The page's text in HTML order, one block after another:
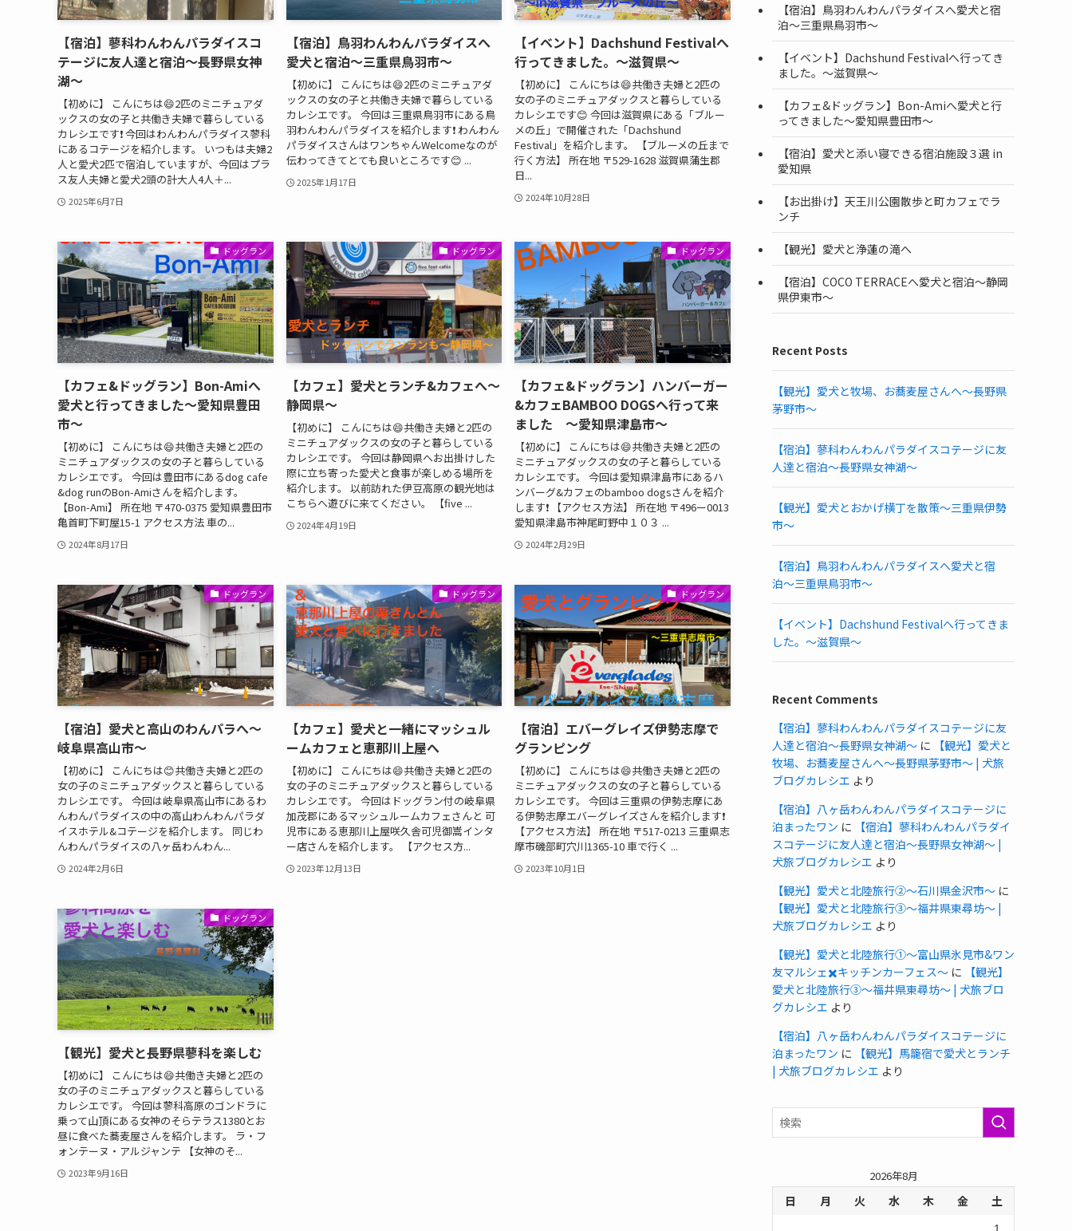
【宿泊】蓼科わんわんパラダイスコ
テージに友人達と宿泊〜長野県女神
湖〜
【初めに】 こんにちは😄2匹のミニチュアダ
ックスの女の子と共働き夫婦で暮らしている
カレシエです❗️ 今回はわんわんパラダイス蓼科
にあるコテージを紹介します。 いつもは夫婦2
人と愛犬2匹で宿泊していますが、今回はプラ
ス友人夫婦と愛犬2頭の計大人4人＋...
2025年6月7日
【宿泊】鳥羽わんわんパラダイスへ
愛犬と宿泊〜三重県鳥羽市〜
【初めに】 こんにちは😄2匹のミニチュアダ
ックスの女の子と共働き夫婦で暮らしている
カレシエです。 今回は三重県鳥羽市にある鳥
羽わんわんパラダイスを紹介します❗️ わんわん
パラダイスさんはワンちゃんWelcomeなのが
伝わってきてとても良いところです😊 ...
2025年1月17日
【イベント】Dachshund Festivalへ
行ってきました。〜滋賀県〜
【初めに】 こんにちは😄共働き夫婦と2匹の
女の子のミニチュアダックスと暮らしている
カレシエです😊 今回は滋賀県にある「ブルー
メの丘」で開催された「Dachshund
Festival」を紹介します。 【ブルーメの丘まで
行く方法】 所在地 〒529-1628 滋賀県蒲生郡
日...
2024年10月28日
ドッグラン
【カフェ&ドッグラン】Bon-Amiへ
愛犬と行ってきました〜愛知県豊田
市〜
【初めに】 こんにちは😄共働き夫婦と2匹の
ミニチュアダックスの女の子と暮らしている
カレシエです。 今回は豊田市にあるdog cafe
&dog runのBon-Amiさんを紹介します。
【Bon-Ami】 所在地 〒470-0375 愛知県豊田市
亀首町下町屋15-1 アクセス方法 車の...
2024年8月17日
ドッグラン
【カフェ】愛犬とランチ&カフェへ〜
静岡県〜
【初めに】 こんにちは😄共働き夫婦と2匹の
ミニチュアダックスの女の子と暮らしている
カレシエです。 今回は静岡県へお出掛けした
際に立ち寄った愛犬と食事が楽しめる場所を
紹介します。 以前訪れた伊豆高原の観光地は
こちらへ遊びに来てください。 【five ...
2024年4月19日
ドッグラン
【カフェ&ドッグラン】ハンバーガー
&カフェBAMBOO DOGSへ行って来
ました 〜愛知県津島市〜
【初めに】 こんにちは😄共働き夫婦と2匹の
ミニチュアダックスの女の子と暮らしている
カレシエです。 今回は愛知県津島市にあるハ
ンバーグ&カフェのbamboo dogsさんを紹介
します❗️ 【アクセス方法】 所在地 〒496ー0013
愛知県津島市神尾町野中１０３ ...
2024年2月29日
ドッグラン
【宿泊】愛犬と高山のわんパラへ〜
岐阜県高山市〜
【初めに】 こんにちは😊共働き夫婦と2匹の
女の子のミニチュアダックスと暮らしている
カレシエです。 今回は岐阜県高山市にあるわ
んわんパラダイスの中の高山わんわんパラダ
イスホテル&コテージを紹介します。 同じわ
んわんパラダイスの八ヶ岳わんわん...
2024年2月6日
ドッグラン
【カフェ】愛犬と一緒にマッシュル
ームカフェと恵那川上屋へ
【初めに】 こんにちは😄共働き夫婦と2匹の
女の子のミニチュアダックスと暮らしている
カレシエです。 今回はドッグラン付の岐阜県
加茂郡にあるマッシュルームカフェさんと 可
児市にある恵那川上屋咲久舎可児御嵩インタ
ー店さんを紹介します。 【アクセス方...
2023年12月13日
ドッグラン
【宿泊】エバーグレイズ伊勢志摩で
グランピング
【初めに】 こんにちは😄共働き夫婦と2匹の
ミニチュアダックスの女の子と暮らしている
カレシエです。 今回は三重県の伊勢志摩にあ
る伊勢志摩エバーグレイズさんを紹介します❗️
【アクセス方法】 所在地 〒517-0213 三重県志
摩市磯部町穴川1365-10 車で行く ...
2023年10月1日
ドッグラン
【観光】愛犬と長野県蓼科を楽しむ
【初めに】 こんにちは😄共働き夫婦と2匹の
女の子のミニチュアダックスと暮らしている
カレシエです。 今回は蓼科高原のゴンドラに
乗って山頂にある女神のそらテラス1380とお
昼に食べた蕎麦屋さんを紹介します。 ラ・フ
ォンテーヌ・アルジャンテ 【女神のそ...
2023年9月16日
【宿泊】鳥羽わんわんパラダイスへ愛犬と宿
泊〜三重県鳥羽市〜
【イベント】Dachshund Festivalへ行ってき
ました。〜滋賀県〜
【カフェ&ドッグラン】Bon-Amiへ愛犬と行
ってきました〜愛知県豊田市〜
【宿泊】愛犬と添い寝できる宿泊施設３選 in
愛知県
【お出掛け】天王川公園散歩と町カフェでラ
ンチ
【観光】愛犬と浄蓮の滝へ
【宿泊】COCO TERRACEへ愛犬と宿泊〜静岡
県伊東市〜
Recent Posts
【観光】愛犬と牧場、お蕎麦屋さんへ〜長野県
茅野市〜
【宿泊】蓼科わんわんパラダイスコテージに友
人達と宿泊〜長野県女神湖〜
【観光】愛犬とおかげ横丁を散策〜三重県伊勢
市〜
【宿泊】鳥羽わんわんパラダイスへ愛犬と宿
泊〜三重県鳥羽市〜
【イベント】Dachshund Festivalへ行ってきま
した。〜滋賀県〜
Recent Comments
【宿泊】蓼科わんわんパラダイスコテージに友
人達と宿泊〜長野県女神湖〜 に
【観光】愛犬と
牧場、お蕎麦屋さんへ〜長野県茅野市〜 | 犬旅
ブログカレシエ より
【宿泊】八ヶ岳わんわんパラダイスコテージに
泊まったワン に
【宿泊】蓼科わんわんパラダイ
スコテージに友人達と宿泊〜長野県女神湖〜 |
犬旅ブログカレシエ より
【観光】愛犬と北陸旅行②〜石川県金沢市〜 に
【観光】愛犬と北陸旅行③〜福井県東尋坊〜 |
犬旅ブログカレシエ より
【観光】愛犬と北陸旅行①〜富山県氷見市&ワン
友マルシェ✖️キッチンカーフェス〜 に
【観光】
愛犬と北陸旅行③〜福井県東尋坊〜 | 犬旅ブロ
グカレシエ より
【宿泊】八ヶ岳わんわんパラダイスコテージに
泊まったワン に
【観光】馬籠宿で愛犬とランチ
| 犬旅ブログカレシエ より
2026年8月
日 月 火 水 木 金 土
1